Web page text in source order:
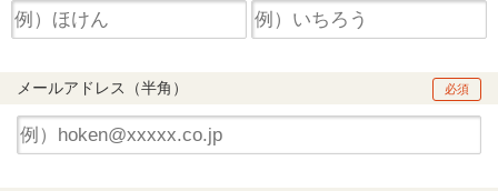
メールアドレス（半角） 必須